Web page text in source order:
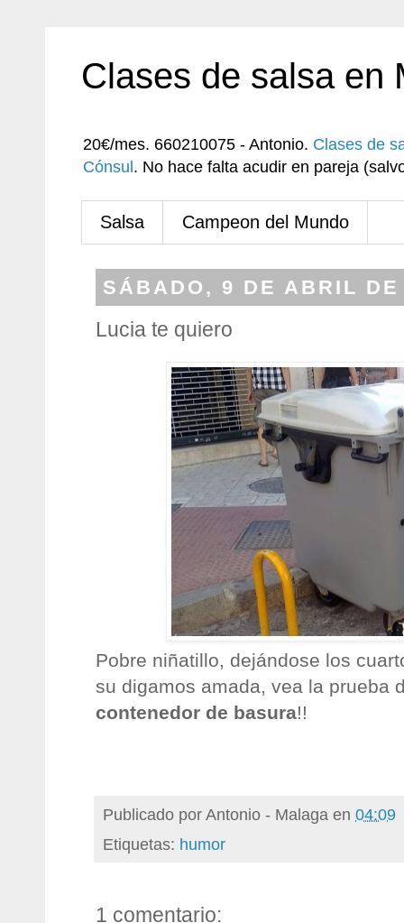
Clases de salsa en
20€/mes. 660210075 - Antonio. Clases de
Cónsul . No hace falta acudir en pareja
Salsa Campeon del Mundo
SÁBADO, 9 DE ABRIL DE
Lucia te quiero
Pobre niñatillo, dejándose los
su digamos amada, vea la prueba
contenedor de basura!!
Publicado porAntonio - Malaga en 04:09
Etiquetas: humor
1 comentario: